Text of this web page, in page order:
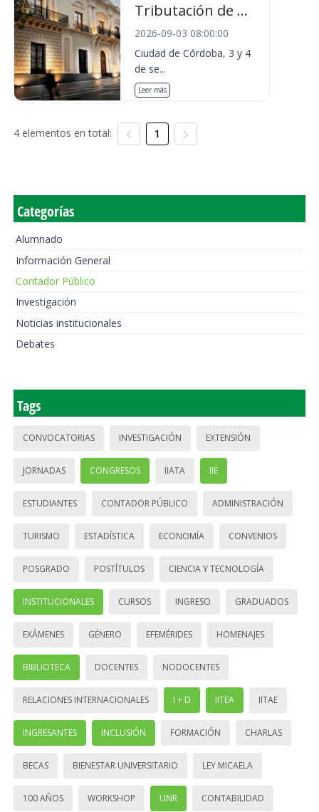
Tributación de ...
2026-09-03 08:00:00
Ciudad de Córdoba, 3 y 4
de se...
Leer más
4 elementos en total: 1
Categorías
Alumnado
Información General
Contador Público
Investigación
Noticias institucionales
Debates
Tags
CONVOCATORIAS INVESTIGACIÓN EXTENSIÓN
JORNADAS CONGRESOS IIATA IIE
ESTUDIANTES CONTADOR PÚBLICO ADMINISTRACIÓN
TURISMO ESTADÍSTICA ECONOMÍA CONVENIOS
POSGRADO POSTÍTULOS CIENCIA Y TECNOLOGÍA
INSTITUCIONALES CURSOS INGRESO GRADUADOS
EXÁMENES GÉNERO EFEMÉRIDES HOMENAJES
BIBLIOTECA DOCENTES NODOCENTES
RELACIONES INTERNACIONALES I + D IITEA IITAE
INGRESANTES INCLUSIÓN FORMACIÓN CHARLAS
BECAS BIENESTAR UNIVERSITARIO LEY MICAELA
100 AÑOS WORKSHOP UNR CONTABILIDAD